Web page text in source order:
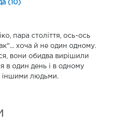
(10)
пара століття, ось-ось
хоча й не один одному.
вони обидва вирішили
в один день і в одному
іншими людьми.